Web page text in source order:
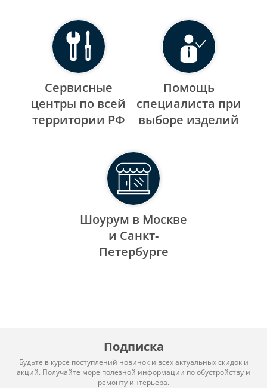
Сервисные
центры по всей
территории РФ
Помощь
специалиста при
выборе изделий
Шоурум в Москве
и Санкт-
Петербурге
Подписка
Будьте в курсе поступлений новинок и всех актуальных скидок и
акций. Получайте море полезной информации по обустройству и
ремонту интерьера.